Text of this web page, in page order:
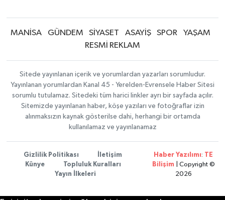
MANİSA GÜNDEM SİYASET ASAYİŞ SPOR
YAŞAM
RESMİ REKLAM
Sitede yayınlanan içerik ve yorumlardan yazarları sorumludur.
Yayınlanan yorumlardan Kanal 45 - Yerelden-Evrensele Haber Sitesi
sorumlu tutulamaz. Sitedeki tüm harici linkler ayrı bir sayfada açılır.
Sitemizde yayınlanan haber, köşe yazıları ve fotoğraflar izin
alınmaksızın kaynak gösterilse dahi, herhangi bir ortamda
kullanılamaz ve yayınlanamaz
Gizlilik Politikası
İletişim
Künye
Topluluk Kuralları
Yayın İlkeleri
Haber Yazılımı: TE
Bilişim | Copyright ©
2026